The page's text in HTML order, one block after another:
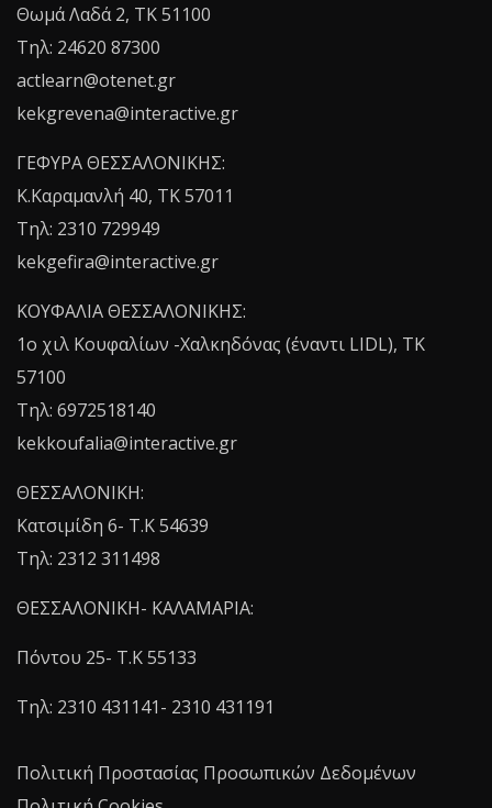
Θωμά Λαδά 2, ΤΚ 51100
Τηλ: 24620 87300
actlearn@otenet.gr
kekgrevena@interactive.gr
ΓΕΦΥΡΑ ΘΕΣΣΑΛΟΝΙΚΗΣ:
Κ.Καραμανλή 40, ΤΚ 57011
Τηλ: 2310 729949
kekgefira@interactive.gr
ΚΟΥΦΑΛΙΑ ΘΕΣΣΑΛΟΝΙΚΗΣ:
1o χιλ Κουφαλίων -Χαλκηδόνας (έναντι LIDL), TK
57100
Τηλ: 6972518140
kekkoufalia@interactive.gr
ΘΕΣΣΑΛΟΝΙΚΗ:
Κατσιμίδη 6- T.K 54639
Τηλ: 2312 311498
ΘΕΣΣΑΛΟΝΙΚΗ- ΚΑΛΑΜΑΡΙΑ:
Πόντου 25- Τ.Κ 55133
Τηλ: 2310 431141- 2310 431191
Πολιτική Προστασίας Προσωπικών Δεδομένων